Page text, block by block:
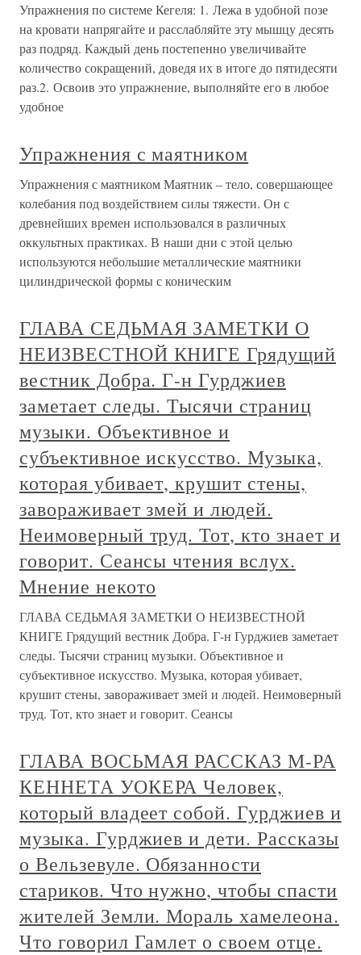
Упражнения по системе Кегеля: 1. Лежа в удобной позе
на кровати напрягайте и расслабляйте эту мышцу десять
раз подряд. Каждый день постепенно увеличивайте
количество сокращений, доведя их в итоге до пятидесяти
раз.2. Освоив это упражнение, выполняйте его в любое
удобное
Упражнения с маятником
Упражнения с маятником Маятник – тело, совершающее
колебания под воздействием силы тяжести. Он с
древнейших времен использовался в различных
оккультных практиках. В наши дни с этой целью
используются небольшие металлические маятники
цилиндрической формы с коническим
ГЛАВА СЕДЬМАЯ ЗАМЕТКИ О
НЕИЗВЕСТНОЙ КНИГЕ Грядущий
вестник Добра. Г-н Гурджиев
заметает следы. Тысячи страниц
музыки. Объективное и
субъективное искусство. Музыка,
которая убивает, крушит стены,
завораживает змей и людей.
Неимоверный труд. Тот, кто знает и
говорит. Сеансы чтения вслух.
Мнение некото
ГЛАВА СЕДЬМАЯ ЗАМЕТКИ О НЕИЗВЕСТНОЙ
КНИГЕ Грядущий вестник Добра. Г-н Гурджиев заметает
следы. Тысячи страниц музыки. Объективное и
субъективное искусство. Музыка, которая убивает,
крушит стены, завораживает змей и людей. Неимоверный
труд. Тот, кто знает и говорит. Сеансы
ГЛАВА ВОСЬМАЯ РАССКАЗ М-РА
КЕННЕТА УОКЕРА Человек,
который владеет собой. Гурджиев и
музыка. Гурджиев и дети. Рассказы
о Вельзевуле. Обязанности
стариков. Что нужно, чтобы спасти
жителей Земли. Мораль хамелеона.
Что говорил Гамлет о своем отце.